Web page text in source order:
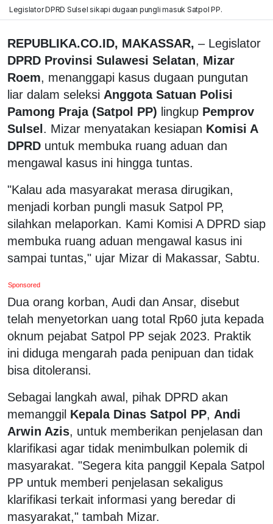
Legislator DPRD Sulsel sikapi dugaan pungli masuk Satpol PP.
REPUBLIKA.CO.ID, MAKASSAR, – Legislator
DPRD Provinsi Sulawesi Selatan, Mizar
Roem, menanggapi kasus dugaan pungutan
liar dalam seleksi Anggota Satuan Polisi
Pamong Praja (Satpol PP) lingkup Pemprov
Sulsel . Mizar menyatakan kesiapan Komisi A
DPRD untuk membuka ruang aduan dan
mengawal kasus ini hingga tuntas.
"Kalau ada masyarakat merasa dirugikan,
menjadi korban pungli masuk Satpol PP,
silahkan melaporkan. Kami Komisi A DPRD siap
membuka ruang aduan mengawal kasus ini
sampai tuntas," ujar Mizar di Makassar, Sabtu.
Sponsored
Dua orang korban, Audi dan Ansar, disebut
telah menyetorkan uang total Rp60 juta kepada
oknum pejabat Satpol PP sejak 2023. Praktik
ini diduga mengarah pada penipuan dan tidak
bisa ditoleransi.
Sebagai langkah awal, pihak DPRD akan
memanggil Kepala Dinas Satpol PP, Andi
Arwin Azis, untuk memberikan penjelasan dan
klarifikasi agar tidak menimbulkan polemik di
masyarakat. "Segera kita panggil Kepala Satpol
PP untuk memberi penjelasan sekaligus
klarifikasi terkait informasi yang beredar di
masyarakat," tambah Mizar.